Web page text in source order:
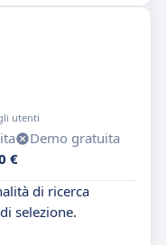
utenti
Demo gratuita
€
di ricerca
selezione.